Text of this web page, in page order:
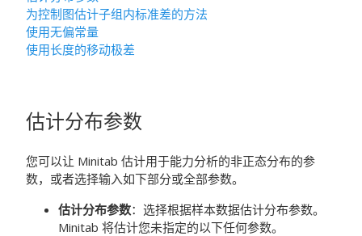
为控制图估计子组内标准差的方法
使用无偏常量
使用长度的移动极差
估计分布参数
您可以让 Minitab 估计用于能力分析的非正态分布的参
数，或者选择输入如下部分或全部参数。
估计分布参数：选择根据样本数据估计分布参数。
Minitab 将估计您未指定的以下任何参数。